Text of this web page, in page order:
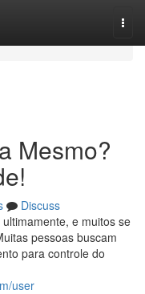
Mesmo?
Discuss
e muitos se
pessoas buscam
para controle do
user